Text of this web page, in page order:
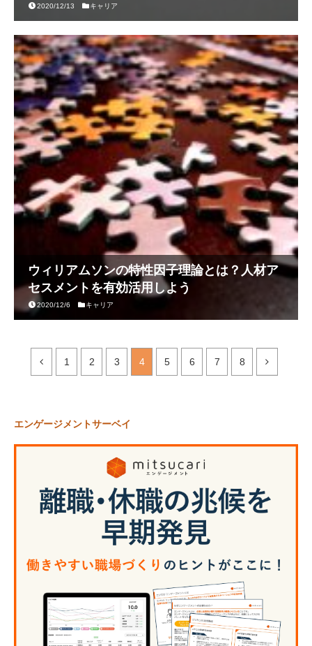
2020/12/13 キャリア
ウィリアムソンの特性因子理論とは？人材ア
セスメントを有効活用しよう
2020/12/6 キャリア
1 2 3 4 5 6 7 8
エンゲージメントサーベイ